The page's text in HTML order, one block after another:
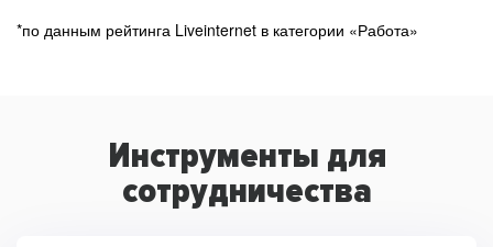
*по данным рейтинга Liveinternet в категории «Работа»
Инструменты для
сотрудничества